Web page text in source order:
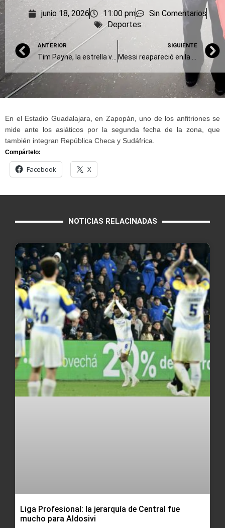
junio 18, 2026 11:00 pm
Sin Comentarios
Deportes
ANTERIOR
Tim Payne, la estrella viral del Mundial 2026, fue anunciado como nuevo jugador de Olimpia
SIGUIENTE
Messi reapareció en la práctica y hasta regaló algunas sonrisas
En el Estadio Guadalajara, en Zapopán, uno de los anfitriones se
mide ante los asiáticos por la segunda fecha de la zona, que
también integran República Checa y Sudáfrica.
Compártelo:
Facebook X
NOTICIAS RELACINADAS
Liga Profesional: la jerarquía de Central fue
mucho para Aldosivi